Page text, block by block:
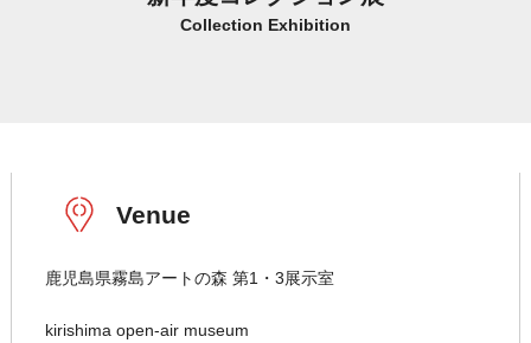
Collection Exhibition
Venue
鹿児島県霧島アートの森 第1・3展示室
kirishima open-air museum